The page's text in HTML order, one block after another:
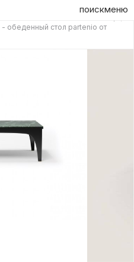
поискменю
- обеденный стол partenio от